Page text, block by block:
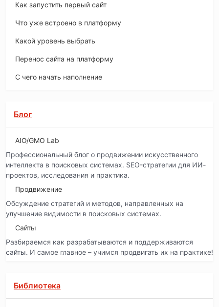
Как запустить первый сайт
Что уже встроено в платформу
Какой уровень выбрать
Перенос сайта на платформу
С чего начать наполнение
Блог
AIO/GMO Lab
Профессиональный блог о продвижении искусственного
интеллекта в поисковых системах. SEO-стратегии для ИИ-
проектов, исследования и практика.
Продвижение
Обсуждение стратегий и методов, направленных на
улучшение видимости в поисковых системах.
Сайты
Разбираемся как разрабатываются и поддерживаются
сайты. И самое главное – учимся продвигать их на практике!
Библиотека